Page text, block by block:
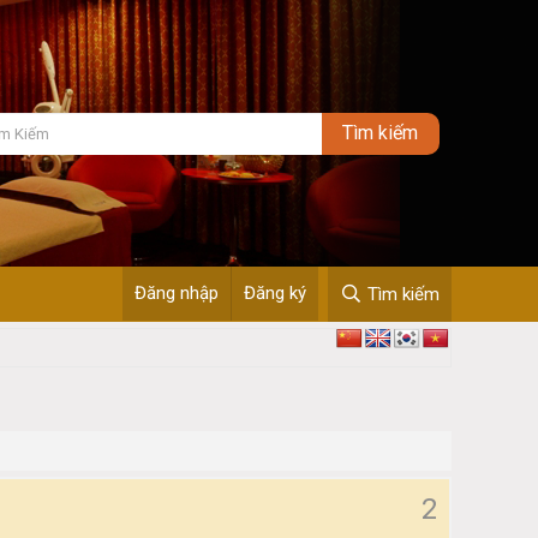
Đăng nhập Đăng ký Tìm kiếm
2